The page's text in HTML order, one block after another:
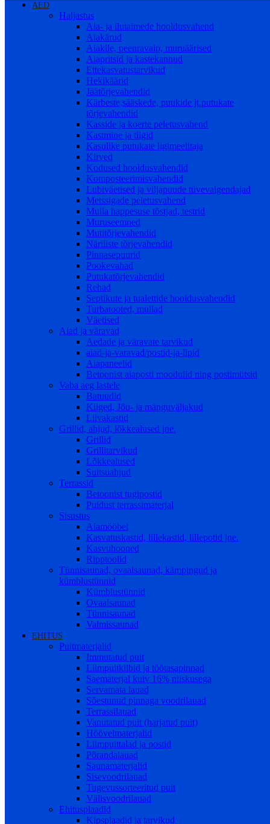
AED
Haljastus
Aia- ja ilutaimede hooldusvahend
Aiakärud
Aiakile, peenravaip, muruäärised
Aiapritsid ja kastekannud
Ettekasvatustarvikud
Hekikäärid
Jäätõrjevahendid
Kärbeste,sääskede, puukide jt.putukate
tõrjevahendid
Kasside ja koerte peletusvahend
Kastmine ja tiigid
Kasulike putukate ligimeelitaja
Kirved
Kodused hooldusvahendid
Komposteerimisvahendid
Lubiväetised ja viljapuude tüvevalgendajad
Metssigade peletusvahend
Mulla happesuse tõstjad, testrid
Muruseemned
Mutitõrjevahendid
Näriliste tõrjevahendid
Pinnasepuurid
Pookevahad
Putukatõrjevahendid
Rehad
Septikute ja tualettide hooldusvahendid
Turbatooted, mullad
Väetised
Aiad ja väravad
Aedade ja väravate tarvikud
aiad-ja-varavad/postid-ja-lipid
Aiapaneelid
Betoonist aiaposti moodulid ning postimütsid
Vaba aeg lastele
Batuudid
Kiiged, Jõu- ja mänguväljakud
Liivakastid
Grillid, ahjud, lõkkealused jne.
Grillid
Grillitarvikud
Lõkkealused
Suitsuahjud
Terrassid
Betoonist tugipostid
Puidust terrassimaterjal
Sisustus
Aiamööbel
Kasvatuskastid, lillekastid, lillepotid jne.
Kasvuhooned
Ripptoolid
Tünnisaunad, ovaalsaunad, kämpingud ja
kümblustünnid
Kümblustünnid
Ovaalsaunad
Tünnisaunad
Valmissaunad
EHITUS
Puitmaterjalid
Immutatud puit
Liimpuitkilbid ja töötasapinnad
Saematerjal kuiv 16% niiskusega
Servamata lauad
Sõestunud pinnaga voodrilauad
Terrassilauad
Vanutatud puit (harjatud puit)
Höövelmaterjalid
Liimpuittalad ja postid
Põrandalauad
Saunamaterjalid
Sisevoodrilauad
Tugevussorteeritud puit
Välisvoodrilauad
Ehitusplaadid
Kipsplaadid ja tarvikud